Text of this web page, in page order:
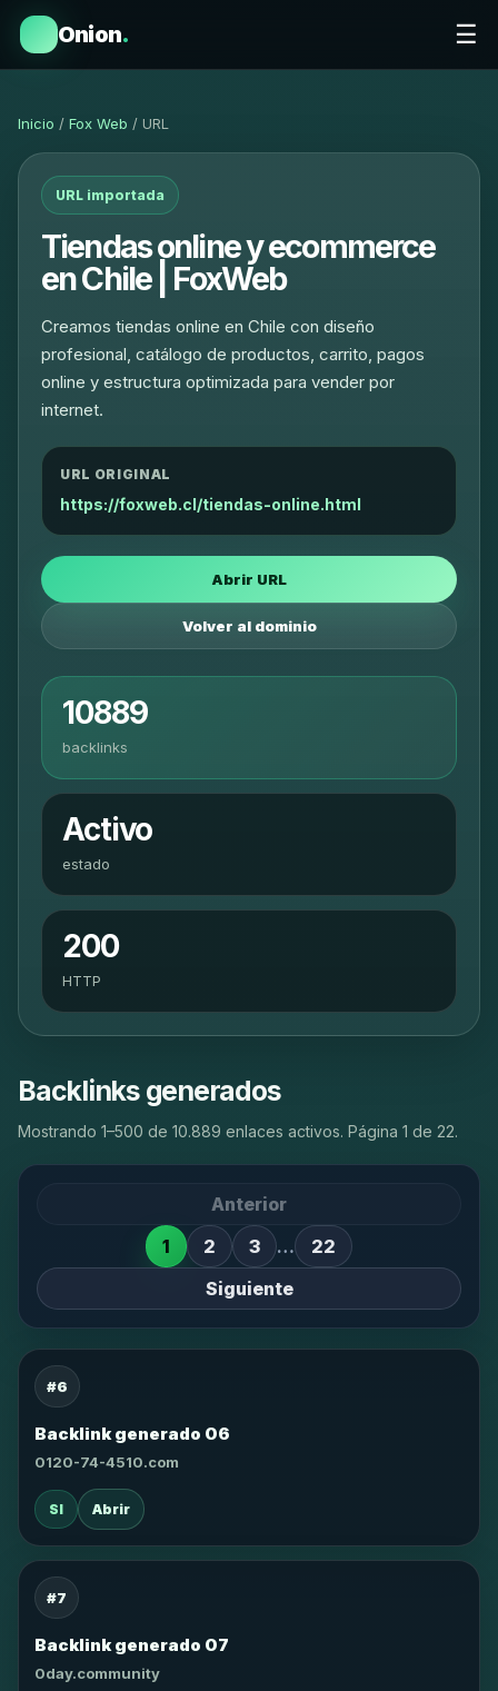
Onion. ☰
Inicio / Fox Web / URL
URL importada
Tiendas online y ecommerce
en Chile | FoxWeb
Creamos tiendas online en Chile con diseño
profesional, catálogo de productos, carrito, pagos
online y estructura optimizada para vender por
internet.
URL ORIGINAL
https://foxweb.cl/tiendas-online.html
Abrir URL
Volver al dominio
10889
backlinks
Activo
estado
200
HTTP
Backlinks generados
Mostrando 1–500 de 10.889 enlaces activos. Página 1 de 22.
Anterior
1
2 3 …
22
Siguiente
#6
Backlink generado 06
0120-74-4510.com
SI Abrir
#7
Backlink generado 07
0day.community